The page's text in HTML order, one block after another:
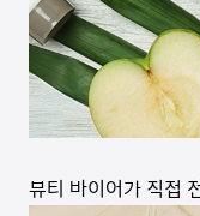
뷰티 바이어가 직접